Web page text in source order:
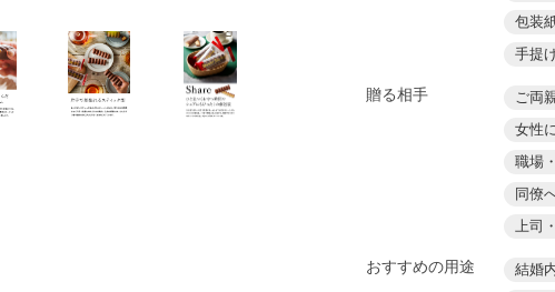
包装
手提
贈る相手 ご両
女性
職場
同僚
上司
おすすめの用途 結婚